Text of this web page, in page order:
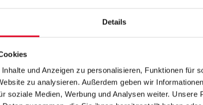
Details
und Anzeigen zu personalisieren, Funktionen für
zu analysieren. Außerdem geben wir
soziale Medien, Werbung und Analysen weiter. Unsere